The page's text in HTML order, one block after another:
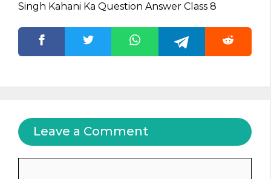
Singh Kahani Ka Question Answer Class 8
Leave a Comment